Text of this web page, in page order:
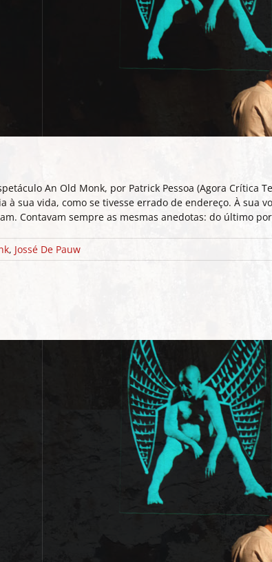
An Old Monk, por Patrick Pessoa (Agora Crítica
à sua vida, como se tivesse errado de endereço. À sua
Contavam sempre as mesmas anedotas: do último
, Jossé De Pauw